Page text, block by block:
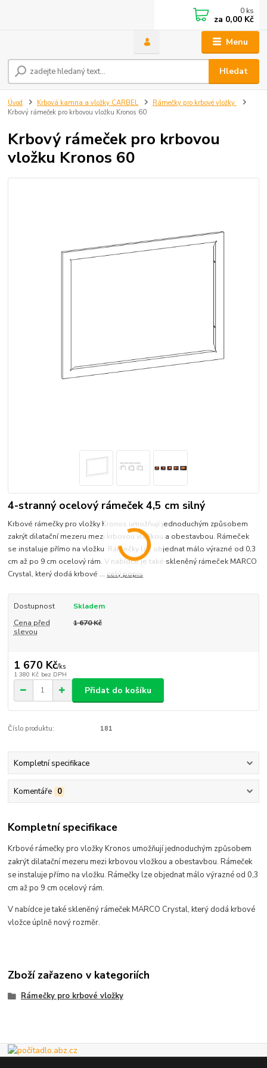
Menu
Hledat
0 ks
za 0,00 Kč
Úvod Krbová kamna a vložky CARBEL
Rámečky pro krbové vložky
Krbový rámeček pro krbovou vložku Kronos 60
Krbový rámeček pro krbovou
vložku Kronos 60
4-stranný ocelový rámeček 4,5 cm silný
Krbové rámečky pro vložky Kronos umožňují jednoduchým způsobem
zakrýt dilatační mezeru mezi krbovou vložkou a obestavbou. Rámeček
se instaluje přímo na vložku. Rámečky lze objednat málo výrazné od 0,3
cm až po 9 cm ocelový rám. V nabídce je také skleněný rámeček MARCO
Crystal, který dodá krbové ... celý popis
Dostupnost
Skladem
Cena před
slevou
1 670 Kč
1 670 Kč/ks
1 380 Kč bez DPH
Přidat do košíku
Číslo produktu: 181
Kompletní specifikace
Komentáře 0
Kompletní specifikace
Krbové rámečky pro vložky Kronos umožňují jednoduchým způsobem
zakrýt dilatační mezeru mezi krbovou vložkou a obestavbou. Rámeček
se instaluje přímo na vložku. Rámečky lze objednat málo výrazné od 0,3
cm až po 9 cm ocelový rám.
V nabídce je také skleněný rámeček MARCO Crystal, který dodá krbové
vložce úplně nový rozměr.
Zboží zařazeno v kategoriích
Rámečky pro krbové vložky